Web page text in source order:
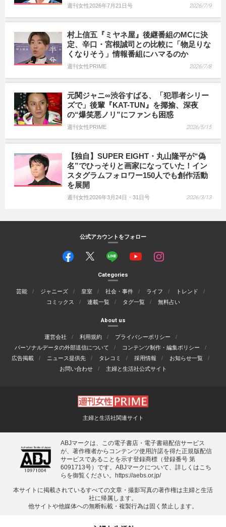
週刊女性2026年7月21日号 2026/7/9
村上信五『ミヤネ屋』後継番組のMCに決
定、辛口・宮根誠司との比較に「物足りな
くなりそう」情報番組にハマるのか
週刊女性PRIME 2026/7/8
元関ジャニ∞渋谷すばる、「犯罪者シリー
ズで」後輩『KAT-TUN』を揶揄、深夜
の“爆笑悪ノリ”にファンも困惑
週刊女性PRIME 2026/5/15
【独自】SUPER EIGHT・丸山隆平が“偽
名”でひっそりと画家になっていた！イン
スタグラムフォロワー150人でも創作活動
を展開
週刊女性2026年3月24日・31日号 2026/3/13
公式アカウントをフォロー
Categories
芸能 ジャニーズ 皇室 社会・事件 ライフ
トレンド
コミックス
連載一覧 タグ一覧 無料占い
About us
運営会社 利用規約
プライバシーポリシー
パーソナルデータの外部送信について
コンテンツ制作・編集ポリシー
広告掲載
ニュース提供先 タレコミ 採用情報
お知らせ一覧
お問い合わせ
主婦と生活社公式サイト
主婦と生活社関連サイト
ABJマークは、この電子書店・電子書籍配信サービス
が、著作権者からコンテンツ使用許諾を得た正規版配信
サービスであることを示す登録商標（登録番号 第
6091713号）です。ABJマークについて、詳しくはこち
らを御覧ください。
https://aebs.or.jp/
本サイトに掲載されているすべての⽂章・撮影写真の著作権は主婦と⽣活
社に帰属します。
他サイトや他媒体への無断転載・複製⾏為は固く禁⽌します。